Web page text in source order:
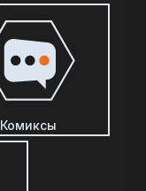
Комиксы